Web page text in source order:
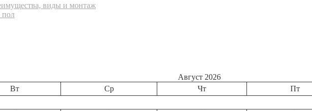
виды и монтаж
пол
Август 2026
Вт Ср Чт Пт